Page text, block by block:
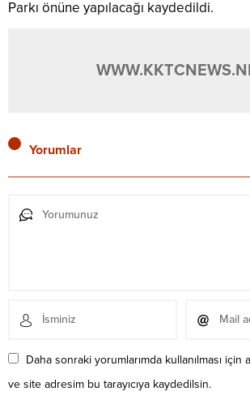
Parkı önüne yapılacağı kaydedildi.
Yorumlar
Daha sonraki yorumlarımda kullanılması için
ve site adresim bu tarayıcıya kaydedilsin.